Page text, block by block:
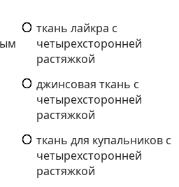
ткань лайкра с
четырехсторонней
растяжкой
джинсовая ткань с
четырехсторонней
растяжкой
ткань для купальников с
четырехсторонней
растяжкой